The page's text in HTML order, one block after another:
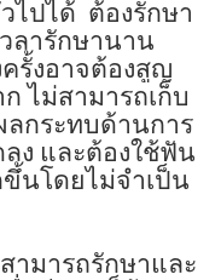
ไปได้ ต้องรักษา
ลารักษานาน
รั้งอาจต้องสูญ
ไม่สามารถเก็บ
ลกระทบด้านการ
ง และต้องใช้ฟัน
นโดยไม่จำเป็น
ามารถรักษาและ